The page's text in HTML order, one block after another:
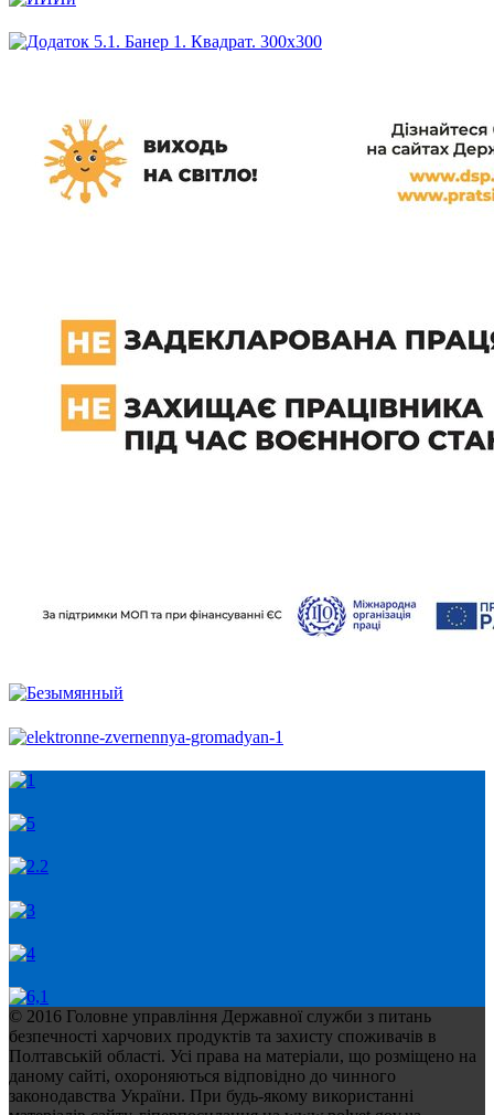
© 2016 Головне управління Державної служби з питань
безпечності харчових продуктів та захисту споживачів в
Полтавській області. Усі права на матеріали, що розміщено на
даному сайті, охороняються відповідно до чинного
законодавства України. При будь-якому використанні